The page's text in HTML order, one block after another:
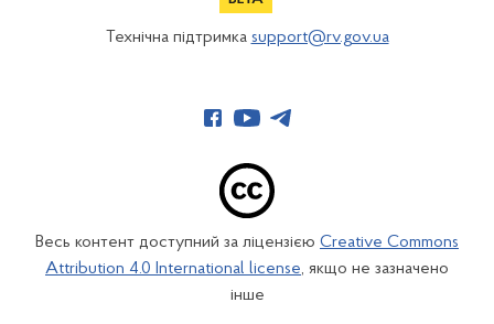
Технічна підтримка support@rv.gov.ua
Весь контент доступний за ліцензією Creative Commons
Attribution 4.0 International license, якщо не зазначено
інше